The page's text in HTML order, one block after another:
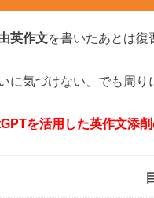
英作文を書いたあとは復
に気づけない、でも周
を活用した英作文添